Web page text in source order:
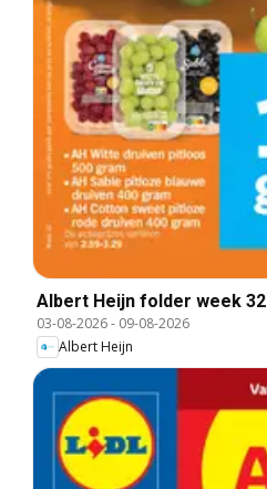
Albert Heijn folder week 32
03-08-2026- 09-08-2026
Albert Heijn